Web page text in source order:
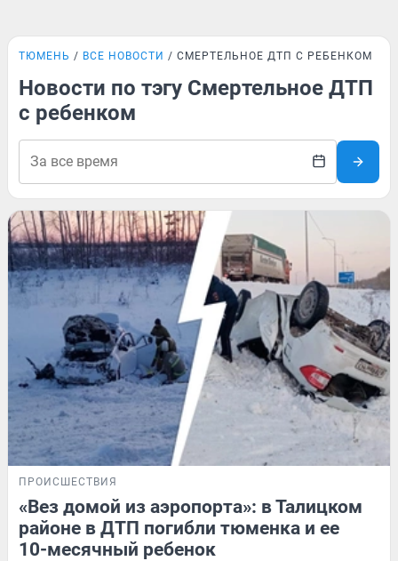
ТЮМЕНЬ ВСЕ НОВОСТИ СМЕРТЕЛЬНОЕ ДТП С РЕБЕНКОМ
Новости по тэгу Смертельное ДТП
с ребенком
ПРОИСШЕСТВИЯ
«Вез домой из аэропорта»: в Талицком
районе в ДТП погибли тюменка и ее
10-месячный ребенок